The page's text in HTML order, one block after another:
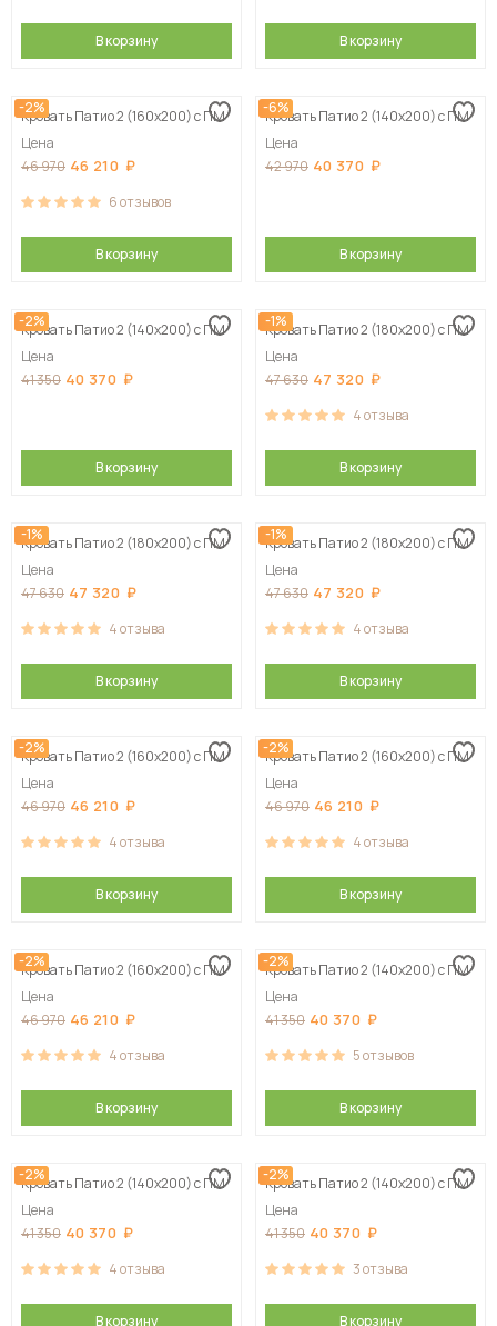
В корзину В корзину
-2%
Кровать Патио 2 (160х200) с ПМ
Цена
46 970 46 210
6отзывов
В корзину
-6%
Кровать Патио 2 (140х200) с ПМ
Цена
42 970 40 370
В корзину
-2%
Кровать Патио 2 (140х200) с ПМ
Цена
41 350 40 370
В корзину
-1%
Кровать Патио 2 (180х200) с ПМ
Цена
47 630 47 320
4отзыва
В корзину
-1%
Кровать Патио 2 (180х200) с ПМ
Цена
47 630 47 320
4отзыва
В корзину
-1%
Кровать Патио 2 (180х200) с ПМ
Цена
47 630 47 320
4отзыва
В корзину
-2%
Кровать Патио 2 (160х200) с ПМ
Цена
46 970 46 210
4отзыва
В корзину
-2%
Кровать Патио 2 (160х200) с ПМ
Цена
46 970 46 210
4отзыва
В корзину
-2%
Кровать Патио 2 (160х200) с ПМ
Цена
46 970 46 210
4отзыва
В корзину
-2%
Кровать Патио 2 (140х200) с ПМ
Цена
41 350 40 370
5отзывов
В корзину
-2%
Кровать Патио 2 (140х200) с ПМ
Цена
41 350 40 370
4отзыва
В корзину
-2%
Кровать Патио 2 (140х200) с ПМ
Цена
41 350 40 370
3отзыва
В корзину